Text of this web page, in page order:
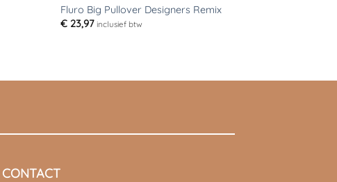
Fluro Big Pullover Designers Remix
€23,97 inclusief btw
CONTACT